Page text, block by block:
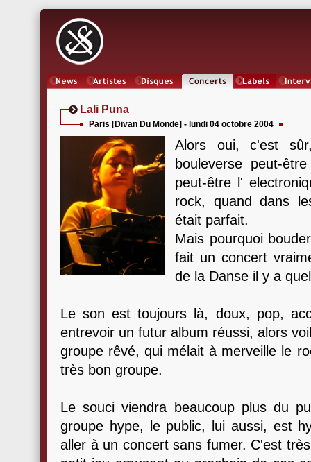
Lali Puna
Paris [Divan Du Monde] - lundi 04 octobre 2004
Alors oui, c'est
bouleverse peut-
peut-être l'
rock, quand dans
était parfait.
Mais pourquoi
fait un concert
de la Danse il y a
Le son est toujours là, doux, pop,
entrevoir un futur album réussi, alors
groupe rêvé, qui mélait à merveille le
très bon groupe.
Le souci viendra beaucoup plus du
groupe hype, le public, lui aussi, est
aller à un concert sans fumer. C'est